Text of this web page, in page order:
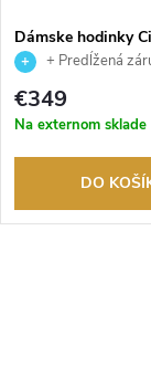
Dámske hodinky
EW5620-55A
+ Predĺžená
rokov. Až 100 dní na
tovaru. Autorizovaný
€349
Na externom sklade
DO